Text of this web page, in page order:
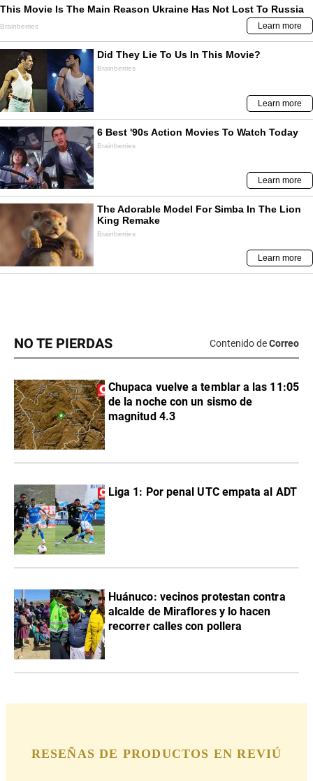
NO TE PIERDAS Contenido deCorreo
Chupaca vuelve a temblar a las 11:05
de la noche con un sismo de
magnitud 4.3
Liga 1: Por penal UTC empata al ADT
Huánuco: vecinos protestan contra
alcalde de Miraflores y lo hacen
recorrer calles con pollera